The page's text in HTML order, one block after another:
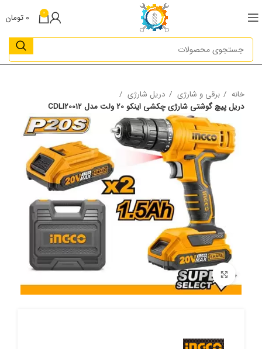
0
0 تومان
خانه برقی و شارژی
دریل شارژی
دریل پیچ گوشتی شارژی چکشی اینکو 20 ولت مدل CDLI20012
برای بزرگنمایی کلیک کنید